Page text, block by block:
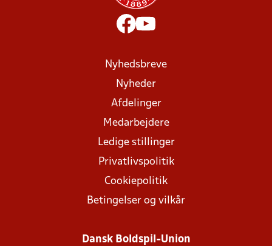
Nyhedsbreve
Nyheder
Afdelinger
Medarbejdere
Ledige stillinger
Privatlivspolitik
Cookiepolitik
Betingelser og vilkår
Dansk Boldspil-Union